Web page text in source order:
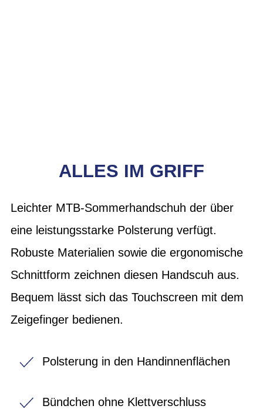
ALLES IM GRIFF
Leichter MTB-Sommerhandschuh der über
eine leistungsstarke Polsterung verfügt.
Robuste Materialien sowie die ergonomische
Schnittform zeichnen diesen Handscuh aus.
Bequem lässt sich das Touchscreen mit dem
Zeigefinger bedienen.
Polsterung in den Handinnenflächen
Bündchen ohne Klettverschluss